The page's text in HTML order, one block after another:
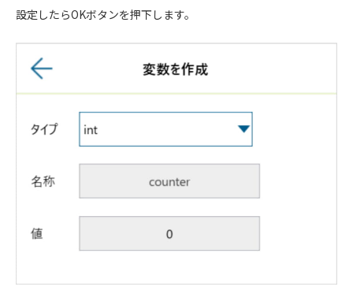
設定したらOKボタンを押下します。